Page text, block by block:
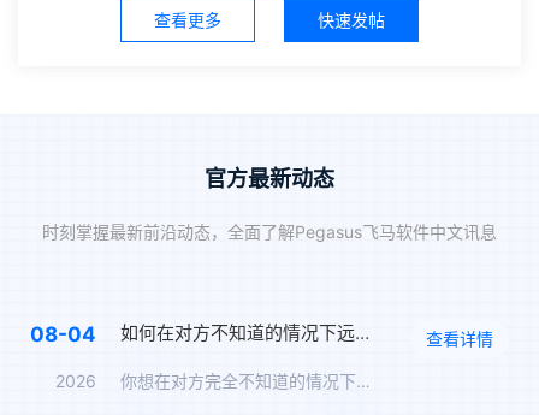
查看更多 快速发帖
官方最新动态
时刻掌握最新前沿动态，全面了解Pegasus飞马软件中文讯息
08-04
2026
如何在对方不知道的情况下远程监控手机，完全隐蔽实时监控方案
你想在对方完全不知道的情况下监控TA的手机。飞马让你全程无痕…
查看详情